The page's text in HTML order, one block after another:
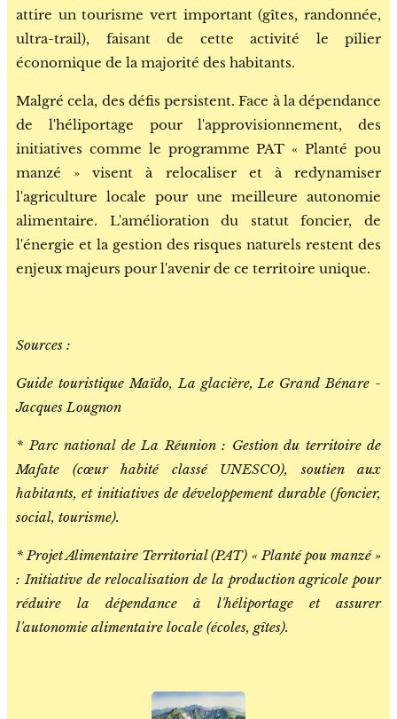
attire un tourisme vert important (gîtes, randonnée,
ultra-trail), faisant de cette activité le pilier
économique de la majorité des habitants.
Malgré cela, des défis persistent. Face à la dépendance
de l'héliportage pour l'approvisionnement, des
initiatives comme le programme PAT « Planté pou
manzé » visent à relocaliser et à redynamiser
l'agriculture locale pour une meilleure autonomie
alimentaire. L'amélioration du statut foncier, de
l'énergie et la gestion des risques naturels restent des
enjeux majeurs pour l'avenir de ce territoire unique.
Sources :
Guide touristique Maïdo, La glacière, Le Grand Bénare -
Jacques Lougnon
* Parc national de La Réunion : Gestion du territoire de
Mafate (cœur habité classé UNESCO), soutien aux
habitants, et initiatives de développement durable (foncier,
social, tourisme).
* Projet Alimentaire Territorial (PAT) « Planté pou manzé »
: Initiative de relocalisation de la production agricole pour
réduire la dépendance à l'héliportage et assurer
l'autonomie alimentaire locale (écoles, gîtes).